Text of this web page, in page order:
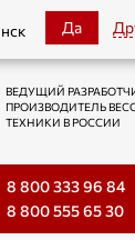
Да
ВЕДУЩИЙ
ПРОИЗВОДИТЕЛЬ
ТЕХНИКИ В РОССИИ
8 800 333 96 84
8 800 555 65 30